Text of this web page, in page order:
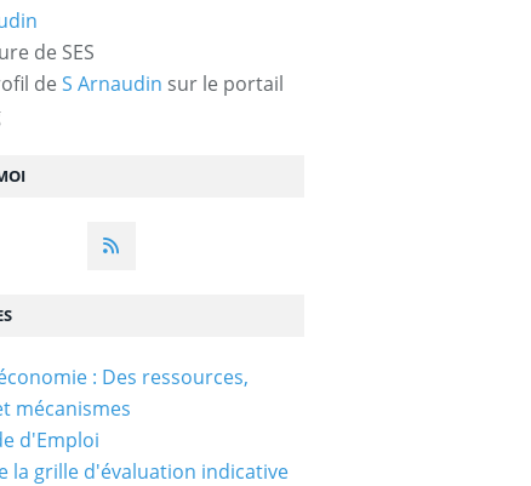
de SES
de S Arnaudin sur le portail
: Des ressources,
mécanismes
d'Emploi
la grille d'évaluation indicative